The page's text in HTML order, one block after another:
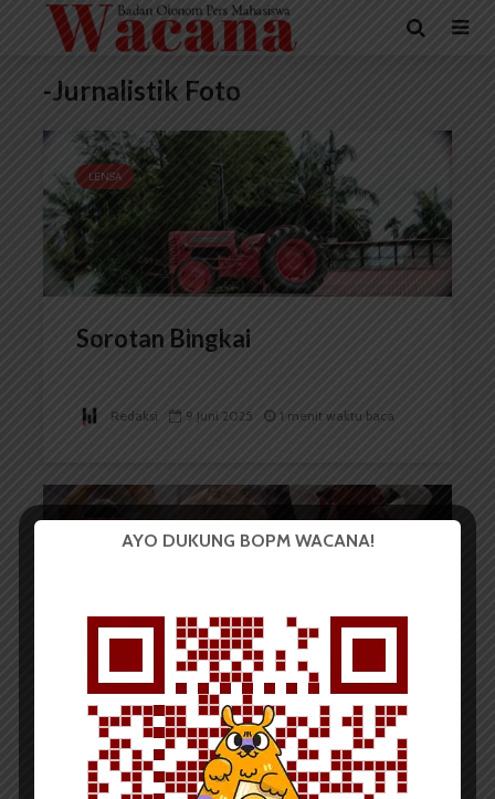
-Jurnalistik Foto
LENSA
Sorotan Bingkai
Redaksi 9 Juni 2025 1 menit waktu baca
Warna Kehidupan
Redaksi
20 November 2024
2 menit waktu baca
AYO DUKUNG BOPM WACANA!